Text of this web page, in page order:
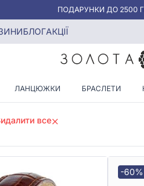
АКЦІЯ ДЛЯ
БЛОГАКЦІЇ
ЛАНЦЮЖКИ БРАСЛЕТИ
все
-60%